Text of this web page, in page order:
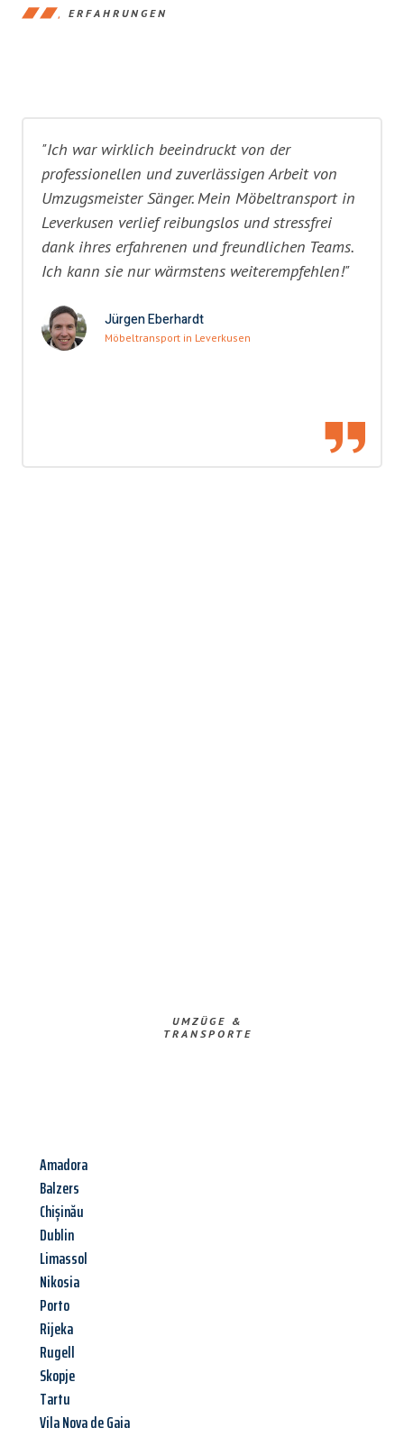
ERFAHRUNGEN
"Ich war wirklich beeindruckt von der
professionellen und zuverlässigen Arbeit von
Umzugsmeister Sänger. Mein Möbeltransport in
Leverkusen verlief reibungslos und stressfrei
dank ihres erfahrenen und freundlichen Teams.
Ich kann sie nur wärmstens weiterempfehlen!"
Jürgen Eberhardt
Möbeltransport in Leverkusen
UMZÜGE &
TRANSPORTE
Amadora
Balzers
Chișinău
Dublin
Limassol
Nikosia
Porto
Rijeka
Rugell
Skopje
Tartu
Vila Nova de Gaia